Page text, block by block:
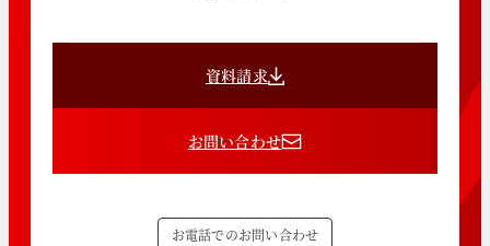
資料請求
お問い合わせ
お電話でのお問い合わせ